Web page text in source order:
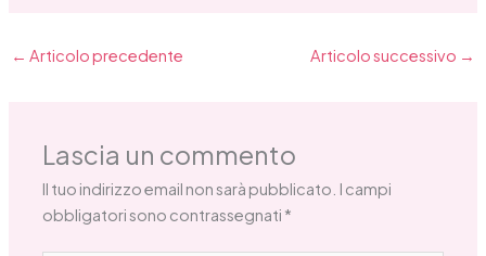
← Articolo precedente Articolo successivo →
Lascia un commento
Il tuo indirizzo email non sarà pubblicato. I campi
obbligatori sono contrassegnati *